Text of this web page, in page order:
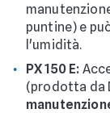
puntine) e
l'umidità.
PX 150 E:
(prodotta da